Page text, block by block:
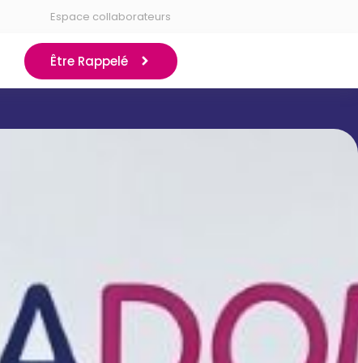
Espace collaborateurs
Être Rappelé